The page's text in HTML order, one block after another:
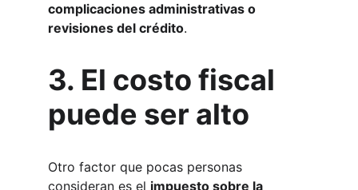
complicaciones administrativas o
revisiones del crédito.
3. El costo fiscal
puede ser alto
Otro factor que pocas personas
consideran es el impuesto sobre la